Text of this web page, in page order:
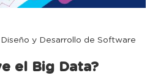
Diseño y Desarrollo de Software
el Big Data?